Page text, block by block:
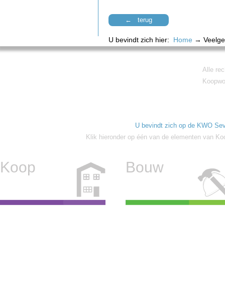
← terug
U bevindt zich hier: Home →
Alle
U bevindt zich op de KWO
Klik hieronder op één van de elementen van
Koop Bouw